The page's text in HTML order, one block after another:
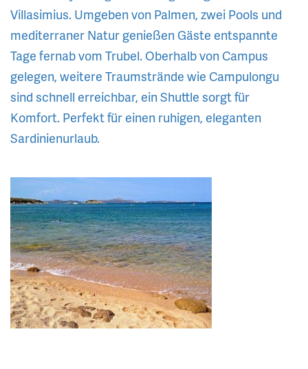
Villasimius. Umgeben von Palmen, zwei Pools und
mediterraner Natur genießen Gäste entspannte
Tage fernab vom Trubel. Oberhalb von Campus
gelegen, weitere Traumstrände wie Campulongu
sind schnell erreichbar, ein Shuttle sorgt für
Komfort. Perfekt für einen ruhigen, eleganten
Sardinienurlaub.